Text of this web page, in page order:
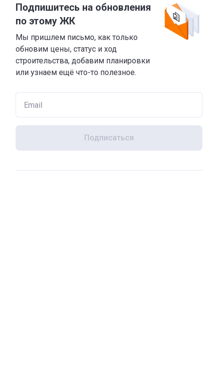
Подпишитесь на обновления
по этому ЖК
Мы пришлем письмо, как только
обновим цены, статус и ход
строительства, добавим планировки
или узнаем ещё что-то полезное.
Подписаться